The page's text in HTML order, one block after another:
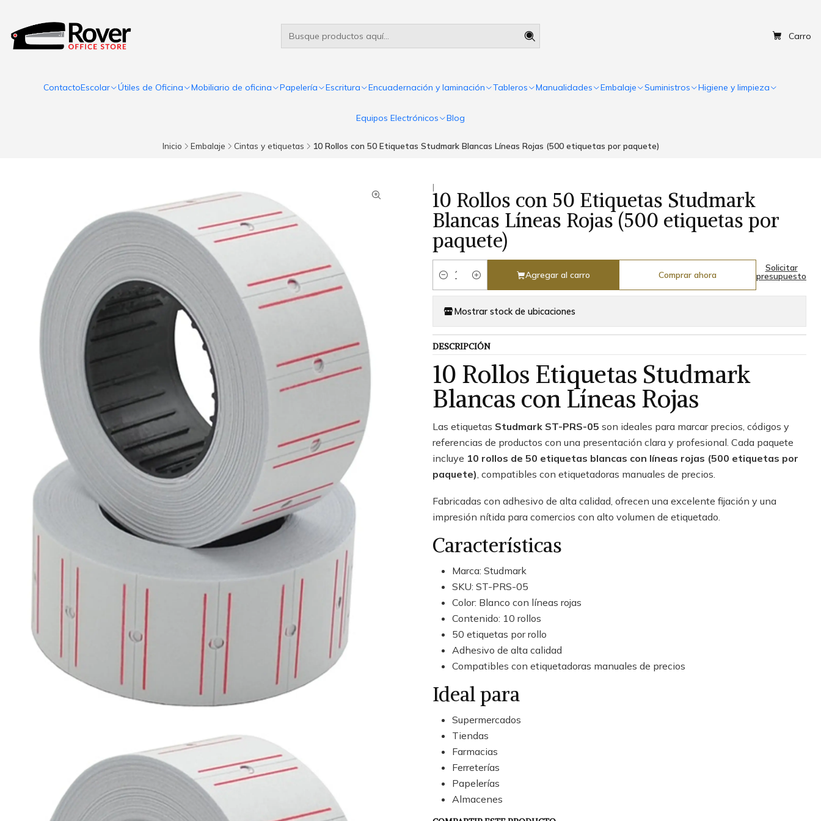
Carro
ContactoEscolar Útiles de Oficina Mobiliario de oficina Papelería Escritura Encuadernación y laminación Tableros Manualidades Embalaje Suministros Higiene y limpieza
Equipos Electrónicos Blog
Inicio Embalaje Cintas y etiquetas 10 Rollos con 50 Etiquetas Studmark Blancas Líneas Rojas (500 etiquetas por paquete)
|
10 Rollos con 50 Etiquetas Studmark
Blancas Líneas Rojas (500 etiquetas por
paquete)
Cantidad
Agregar al carro Comprar ahora
Solicitar
presupuesto
Mostrar stock de ubicaciones
DESCRIPCIÓN
10 Rollos Etiquetas Studmark
Blancas con Líneas Rojas
Las etiquetas Studmark ST-PRS-05 son ideales para marcar precios, códigos y
referencias de productos con una presentación clara y profesional. Cada paquete
incluye 10 rollos de 50 etiquetas blancas con líneas rojas (500 etiquetas por
paquete), compatibles con etiquetadoras manuales de precios.
Fabricadas con adhesivo de alta calidad, ofrecen una excelente fijación y una
impresión nítida para comercios con alto volumen de etiquetado.
Características
Marca: Studmark
SKU: ST-PRS-05
Color: Blanco con líneas rojas
Contenido: 10 rollos
50 etiquetas por rollo
Adhesivo de alta calidad
Compatibles con etiquetadoras manuales de precios
Ideal para
Supermercados
Tiendas
Farmacias
Ferreterías
Papelerías
Almacenes